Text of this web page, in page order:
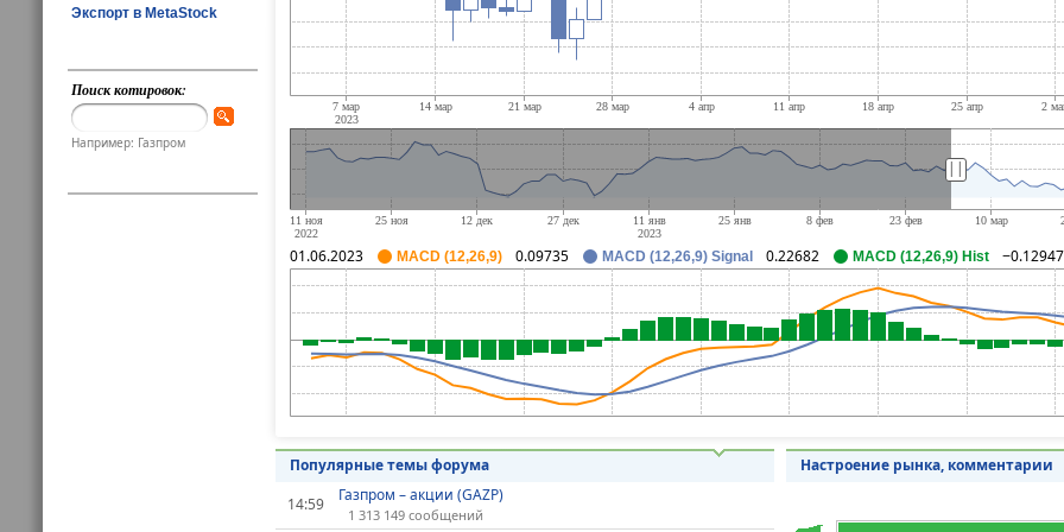
Экспорт в MetaStock
Поиск котировок:
Например: Газпром
||
01.06.2023 MACD (12,26,9) 0.09735 MACD (12,26,9) Signal 0.22682 MACD (12,26,9) Hist −0.12947
Популярные темы форума
14:59
Газпром – акции (GAZP)
1 313 149 сообщений
Настроение рынка, комментарии